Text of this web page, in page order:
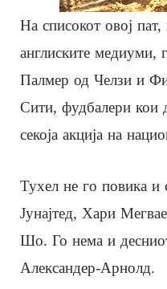
На списокот овој пат,
англиските медиуми,
Палмер од Челзи и
Сити, фудбалери кои
секоја акција на
Тухел не го повика и
Јунајтед, Хари
Шо. Го нема и
Александер-Арнолд.